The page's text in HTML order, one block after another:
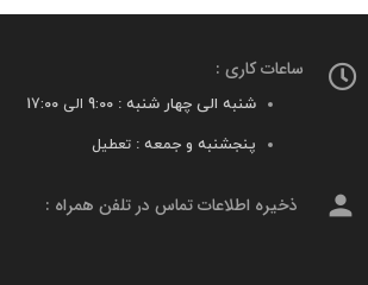
ساعات کاری :
شنبه الی چهار شنبه : 9:00 الی 17:00
پنجشنبه و جمعه : تعطیل
person ذخیره اطلاعات تماس در تلفن همراه :